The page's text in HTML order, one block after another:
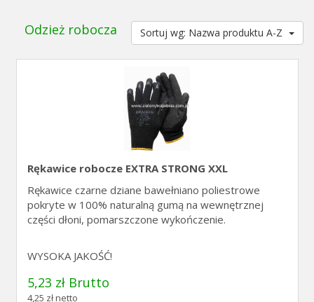
Odzież robocza Sortuj wg: Nazwa produktu A-Z
Rękawice robocze EXTRA STRONG XXL
Rękawice czarne dziane bawełniano poliestrowe
pokryte w 100% naturalną gumą na wewnętrznej
części dłoni, pomarszczone wykończenie.
WYSOKA JAKOŚĆ!
5,23 zł Brutto
4,25 zł netto